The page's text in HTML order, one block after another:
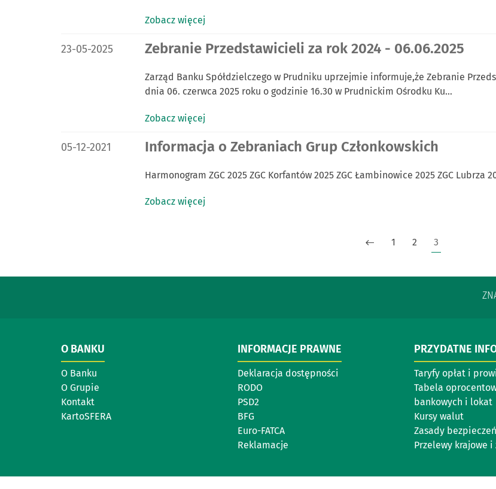
Zobacz więcej
DATA PUBLIKACJI:
23-05-2025 Zebranie Przedstawicieli za rok 2024 - 06.06.2025
Zarząd Banku Spółdzielczego w Prudniku uprzejmie informuje,że Zebranie
dnia 06. czerwca 2025 roku o godzinie 16.30 w Prudnickim Ośrodku Ku…
Zobacz więcej
DATA PUBLIKACJI:
05-12-2021 Informacja o Zebraniach Grup Członkowskich
Harmonogram ZGC 2025 ZGC Korfantów 2025 ZGC Łambinowice 2025 ZGC Lubrza
Zobacz więcej
1 2 3
O BANKU
O Banku
O Grupie
Kontakt
KartoSFERA
INFORMACJE PRAWNE
Deklaracja dostępności
RODO
PSD2
BFG
Euro-FATCA
Reklamacje
PRZYDATNE
Taryfy opłat i
Tabela
bankowych i lokat
Kursy walut
Zasady
Przelewy krajowe i